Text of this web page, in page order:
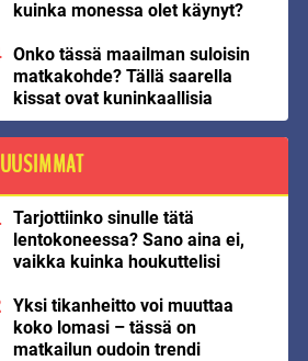
kuinka monessa olet käynyt?
Onko tässä maailman suloisin
matkakohde? Tällä saarella
kissat ovat kuninkaallisia
UUSIMMAT
Tarjottiinko sinulle tätä
lentokoneessa? Sano aina ei,
vaikka kuinka houkuttelisi
Yksi tikanheitto voi muuttaa
koko lomasi – tässä on
matkailun oudoin trendi